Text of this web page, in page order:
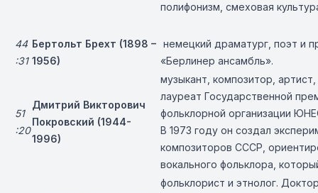
полифонизм, смеховая
44
:31
Бертольт Брехт (1898 –
1956)
немецкий драматург, поэт и
«Берлинер ансамбль».
51
:20
Дмитрий Викторович
Покровский (1944-
1996)
музыкант, композитор,
лауреат Государственной
фольклорной организации
В 1973 году он создал
композиторов СССР,
вокального фольклора,
фольклорист и этнолог.